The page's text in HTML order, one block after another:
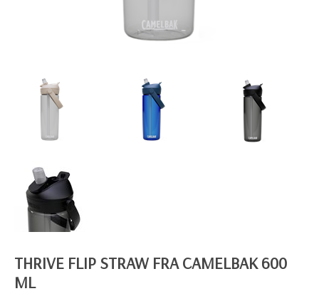
THRIVE FLIP STRAW FRA CAMELBAK 600
ML